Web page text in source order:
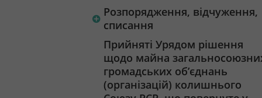
Розпорядження, відчуження,
списання
Прийняті Урядом рішення
щодо майна
громадських об’єднань
(організацій) колишнього